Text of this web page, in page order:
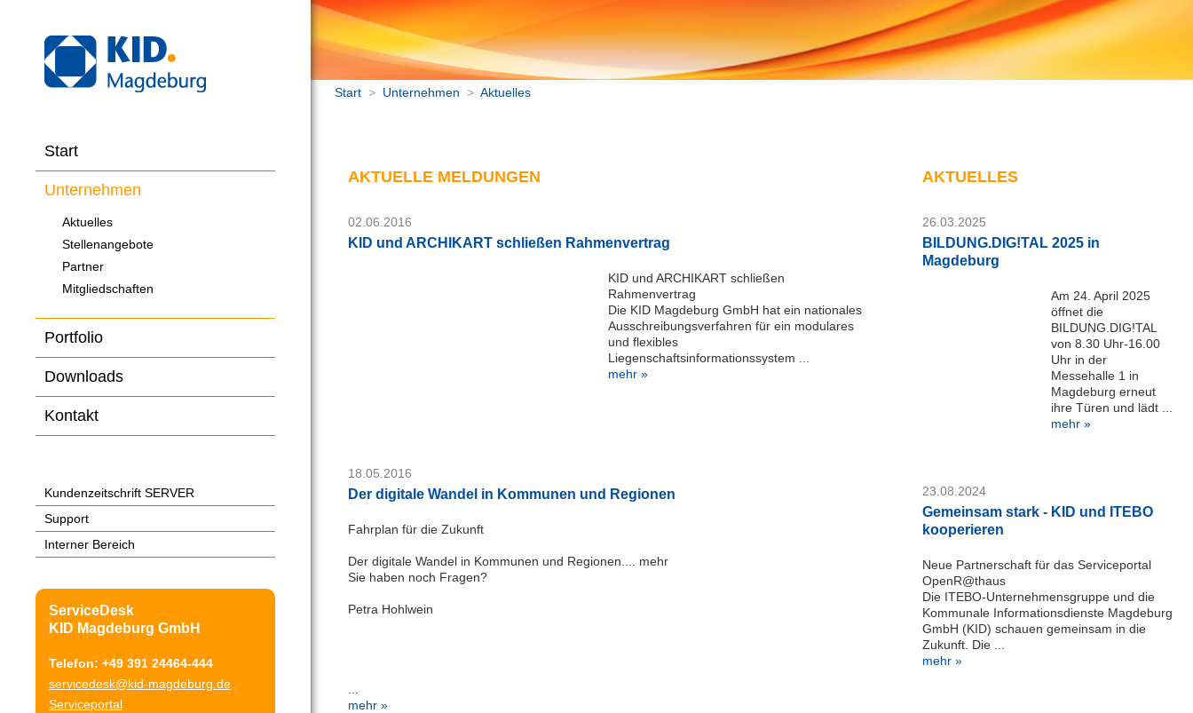
Start
Unternehmen
Aktuelles
Stellenangebote
Partner
Mitgliedschaften
Portfolio
Downloads
Kontakt
Kundenzeitschrift SERVER
Support
Interner Bereich
ServiceDesk
KID Magdeburg GmbH
Telefon: +49 391 24464-444
servicedesk@kid-magdeburg.de
Serviceportal
Start > Unternehmen > Aktuelles
AKTUELLE MELDUNGEN
02.06.2016
KID und ARCHIKART schließen Rahmenvertrag
KID und ARCHIKART schließen
Rahmenvertrag
Die KID Magdeburg GmbH hat ein nationales
Ausschreibungsverfahren für ein modulares
und flexibles
Liegenschaftsinformationssystem ...
mehr »
18.05.2016
Der digitale Wandel in Kommunen und Regionen
Fahrplan für die Zukunft
Der digitale Wandel in Kommunen und Regionen.... mehr
Sie haben noch Fragen?
Petra Hohlwein
mehr »
AKTUELLES
26.03.2025
BILDUNG.DIG!TAL 2025 in
Magdeburg
Am 24. April 2025
öffnet die
BILDUNG.DIG!TAL
von 8.30 Uhr-16.00
Uhr in der
Messehalle 1 in
Magdeburg erneut
ihre Türen und lädt ...
mehr »
23.08.2024
Gemeinsam stark - KID und ITEBO
kooperieren
Neue Partnerschaft für das Serviceportal
OpenR@thaus
Die ITEBO-Unternehmensgruppe und die
Kommunale Informationsdienste Magdeburg
GmbH (KID) schauen gemeinsam in die
Zukunft. Die ...
mehr »